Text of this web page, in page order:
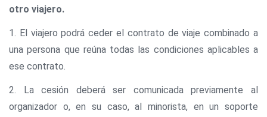
otro viajero.
1. El viajero podrá ceder el contrato de viaje combinado a
una persona que reúna todas las condiciones aplicables a
ese contrato.
2. La cesión deberá ser comunicada previamente al
organizador o, en su caso, al minorista, en un soporte